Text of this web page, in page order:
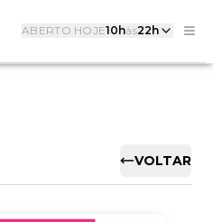
ABERTO HOJE10hàs22h
VOLTAR